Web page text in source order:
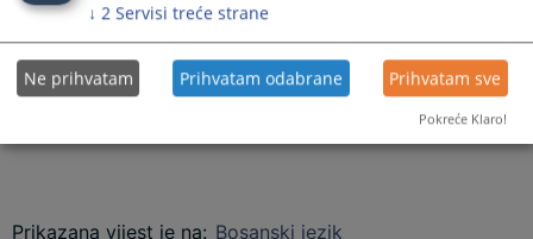
presudom ne utvrdi njegova krivnja
Prikazana vijest je na: Bosanski jezik
↓ 2 Servisi treće strane
Ne prihvatam Prihvatam odabrane Prihvatam sve
Pokreće Klaro!